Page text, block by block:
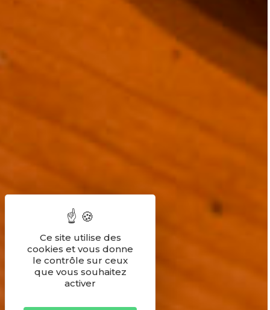
Ce site utilise des
cookies et vous donne
le contrôle sur ceux
que vous souhaitez
activer